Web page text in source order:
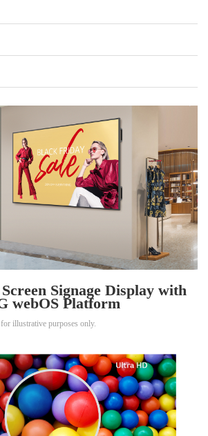
Signage Display with
webOS Platform
illustrative purposes only.